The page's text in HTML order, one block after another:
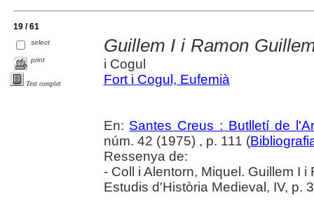
19 / 61
select
print
Text complet
Guillem I i Ramon
i Cogul
Fort i Cogul, Eufemià
En: Santes Creus : Butlletí de
núm. 42 (1975) , p. 111 (
Ressenya de:
- Coll i Alentorn, Miquel. Guillem I
Estudis d'Història Medieval, IV, p.